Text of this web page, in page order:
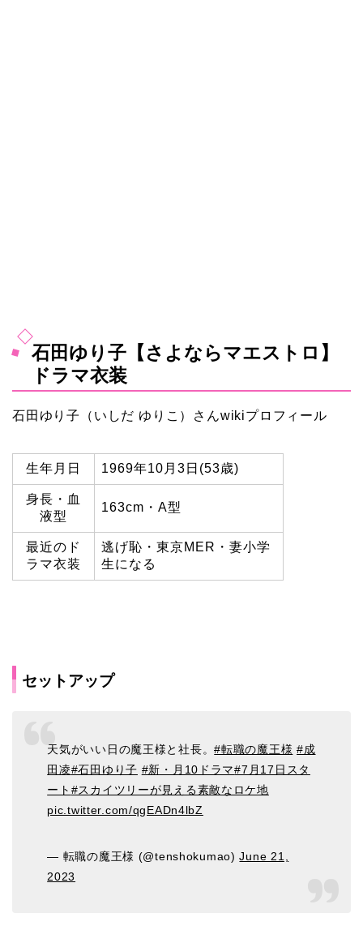
石田ゆり子【さよならマエストロ】
ドラマ衣装
石田ゆり子（いしだ ゆりこ） さんwikiプロフィール
生年月日 1969年10月3日(53歳)
身長・血
液型
163cm・A型
最近のド
ラマ衣装
逃げ恥・東京MER・妻小学
生になる
セットアップ
天気がいい日の魔王様と社長。#転職の魔王様 #成
田凌#石田ゆり子 #新・月10ドラマ#7月17日スタ
ート #スカイツリーが見える素敵なロケ地
pic.twitter.com/qgEADn4lbZ
— 転職の魔王様 (@tenshokumao)June 21,
2023